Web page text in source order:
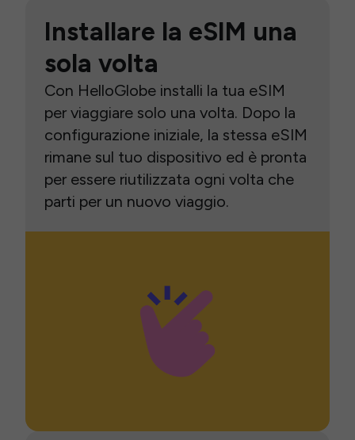
Installare la eSIM una
sola volta
Con HelloGlobe installi la tua eSIM
per viaggiare solo una volta. Dopo la
configurazione iniziale, la stessa eSIM
rimane sul tuo dispositivo ed è pronta
per essere riutilizzata ogni volta che
parti per un nuovo viaggio.